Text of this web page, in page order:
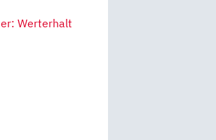
Werterhalt